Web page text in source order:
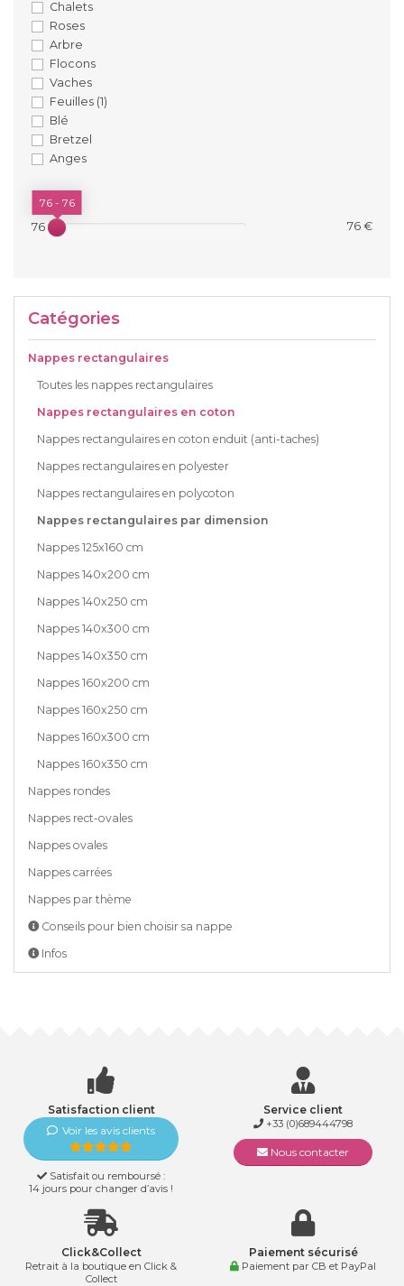
Chalets
Roses
Arbre
Flocons
Vaches
Feuilles (1)
Blé
Bretzel
Anges
PRIX
76 € 76 €
76 - 76
Catégories
Nappes rectangulaires
Toutes les nappes rectangulaires
Nappes rectangulaires en coton
Nappes rectangulaires en coton enduit (anti-taches)
Nappes rectangulaires en polyester
Nappes rectangulaires en polycoton
Nappes rectangulaires par dimension
Nappes 125x160 cm
Nappes 140x200 cm
Nappes 140x250 cm
Nappes 140x300 cm
Nappes 140x350 cm
Nappes 160x200 cm
Nappes 160x250 cm
Nappes 160x300 cm
Nappes 160x350 cm
Nappes rondes
Nappes rect-ovales
Nappes ovales
Nappes carrées
Nappes par thème
Conseils pour bien choisir sa nappe
Infos
Satisfaction client
Voir les avis clients
Satisfait ou remboursé :
14 jours pour changer d’avis !
Service client
+33 (0)689444798
Nous contacter
Click&Collect
Retrait à la boutique en Click &
Collect
Paiement sécurisé
Paiement par CB et PayPal